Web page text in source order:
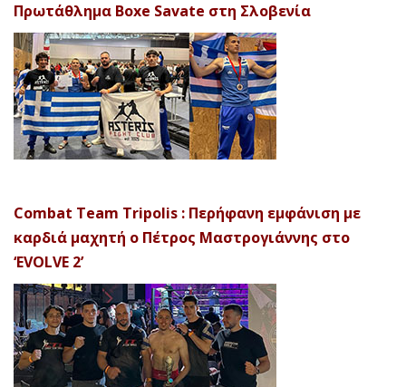
Πρωτάθλημα Boxe Savate στη Σλοβενία
Combat Team Tripolis : Περήφανη εμφάνιση με
καρδιά μαχητή ο Πέτρος Μαστρογιάννης στο
‘EVOLVE 2’